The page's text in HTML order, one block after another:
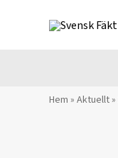
Hem » Aktuellt»